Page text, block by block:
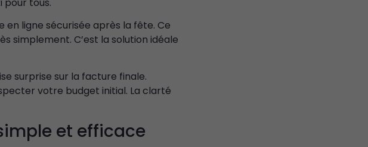
en ligne sécurisée après la fête. Ce
simplement. C’est la solution idéale
surprise sur la facture finale.
votre budget initial. La clarté
et efficace
Web.
la
Web, en
de